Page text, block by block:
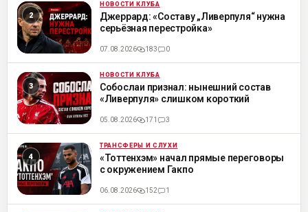
ML НОВОСТИ КЛУБА
Джеррард: «Составу „Ливерпуля“ нужна
серьёзная перестройка»
07.08.2026 183 0
ML НОВОСТИ КЛУБА
Собослаи признал: нынешний состав
«Ливерпуля» слишком короткий
05.08.2026 171 3
ML ТРАНСФЕРЫ И СЛУХИ
«Тоттенхэм» начал прямые переговоры
с окружением Гакпо
06.08.2026 152 1